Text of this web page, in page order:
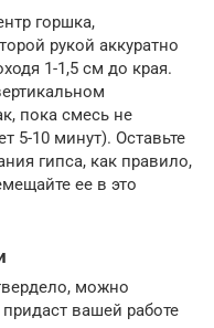
горшка,
рукой аккуратно
1-1,5 см до края.
пока смесь не
5-10 минут). Оставьте
гипса, как правило,
ее в это
можно
вашей работе